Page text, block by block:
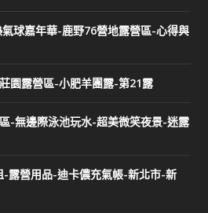
球嘉年華-鹿野76營地露營區-心得與
園露營區-小肥羊團露-第21露
-無邊際泳池玩水-超美微笑夜景-迷露
露營用品-迪卡儂充氣帳-新北市-新